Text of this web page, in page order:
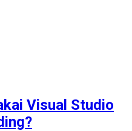
Visual Studio